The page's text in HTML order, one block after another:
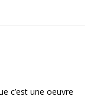
c’est une oeuvre